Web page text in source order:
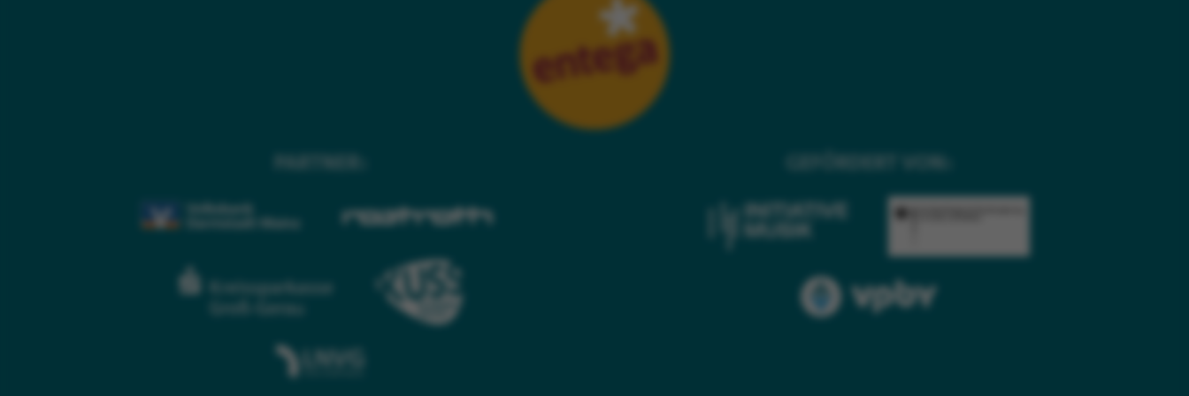
PARTNER: GEFÖRDERT VON: